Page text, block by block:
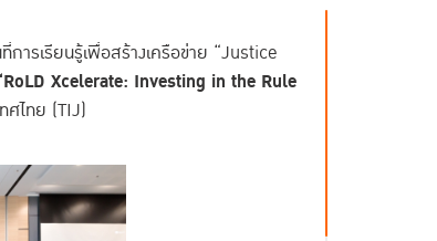
รเรียนรู้เพื่อสร้างเครือข่าย “Justice
Xcelerate: Investing in the Rule
ศไทย (TIJ)